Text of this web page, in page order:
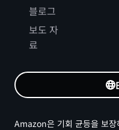
블로그
보도 자
료
Amazon은 기회 균등을 보